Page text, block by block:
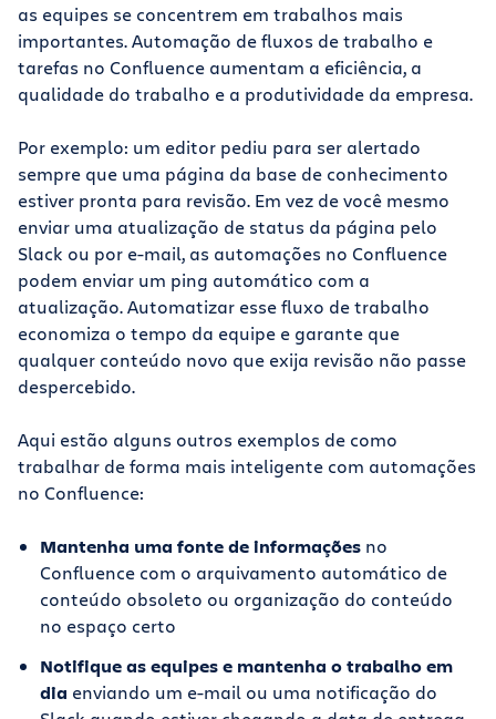
as equipes se concentrem em trabalhos mais
importantes. Automação de fluxos de trabalho e
tarefas no Confluence aumentam a eficiência, a
qualidade do trabalho e a produtividade da empresa.
Por exemplo: um editor pediu para ser alertado
sempre que uma página da base de conhecimento
estiver pronta para revisão. Em vez de você mesmo
enviar uma atualização de status da página pelo
Slack ou por e-mail, as automações no Confluence
podem enviar um ping automático com a
atualização. Automatizar esse fluxo de trabalho
economiza o tempo da equipe e garante que
qualquer conteúdo novo que exija revisão não passe
despercebido.
Aqui estão alguns outros exemplos de como
trabalhar de forma mais inteligente com automações
no Confluence:
Mantenha uma fonte de informações no
Confluence com o arquivamento automático de
conteúdo obsoleto ou organização do conteúdo
no espaço certo
Notifique as equipes e mantenha o trabalho em
dia enviando um e-mail ou uma notificação do